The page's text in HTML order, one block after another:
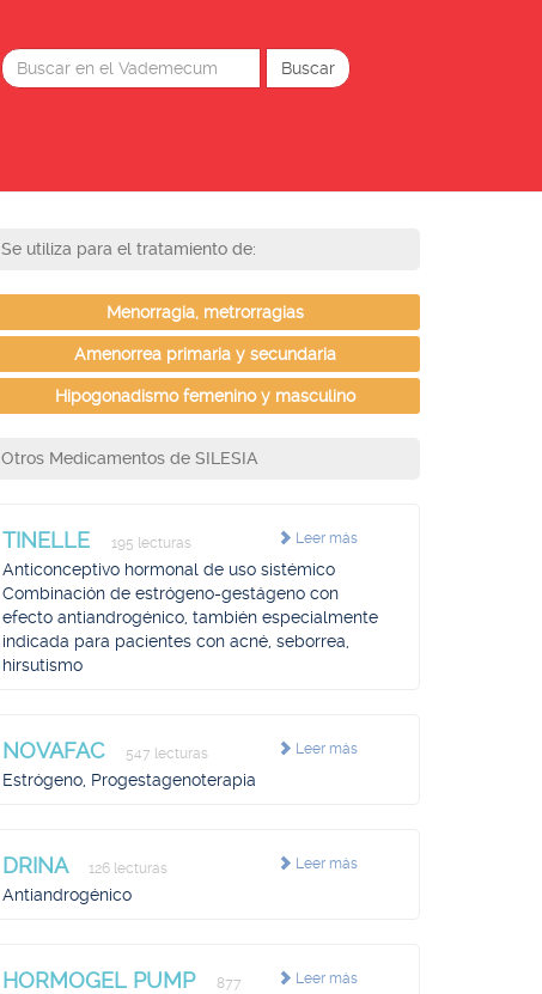
Se utiliza para el tratamiento de:
Menorragia, metrorragias
Amenorrea primaria y secundaria
Hipogonadismo femenino y masculino
Otros Medicamentos de SILESIA
Leer más
TINELLE 195 lecturas
Anticonceptivo hormonal de uso sistémico
Combinación de estrógeno-gestágeno con
efecto antiandrogénico, también especialmente
indicada para pacientes con acné, seborrea,
hirsutismo
Leer más
NOVAFAC 547 lecturas
Estrógeno, Progestagenoterapia
Leer más
DRINA 126 lecturas
Antiandrogénico
Leer más
HORMOGEL PUMP
877